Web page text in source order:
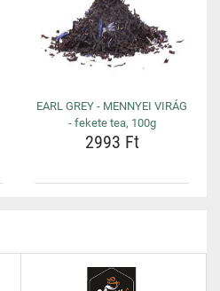
EARL GREY - MENNYEI VIRÁG
- fekete tea, 100g
2993 Ft